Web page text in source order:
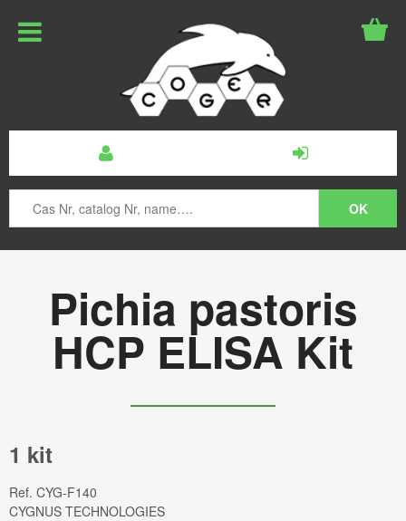
Pichia pastoris
HCP ELISA Kit
1 kit
Ref. CYG-F140
CYGNUS TECHNOLOGIES